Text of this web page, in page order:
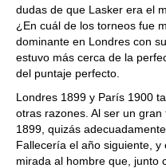
dudas de que Lasker era el
¿En cuál de los torneos fue
dominante en Londres con
estuvo más cerca de la
del puntaje perfecto.
Londres 1899 y París 1900
otras razones. Al ser un
1899, quizás
Fallecería el año siguiente,
mirada al hombre que, junto